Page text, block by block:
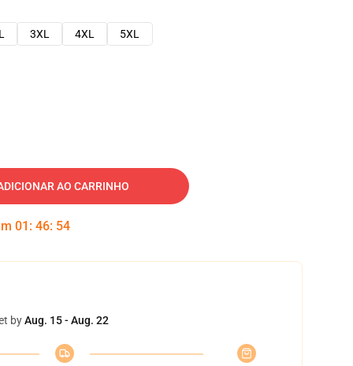
3XL 4XL
5XL
AO CARRINHO
01 : 46: 53
byAug. 15 - Aug. 22